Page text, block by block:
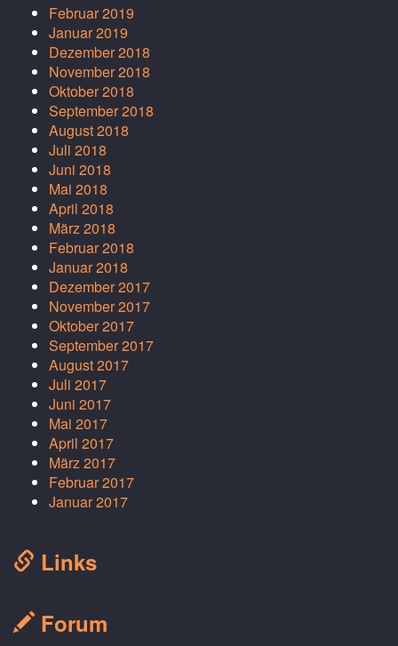
Februar 2019
Januar 2019
Dezember 2018
November 2018
Oktober 2018
September 2018
August 2018
Juli 2018
Juni 2018
Mai 2018
April 2018
März 2018
Februar 2018
Januar 2018
Dezember 2017
November 2017
Oktober 2017
September 2017
August 2017
Juli 2017
Juni 2017
Mai 2017
April 2017
März 2017
Februar 2017
Januar 2017
Links
Forum